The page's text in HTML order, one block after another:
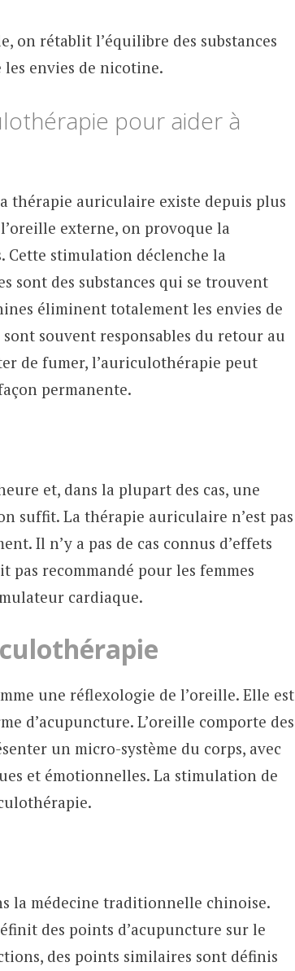
on rétablit l’équilibre des substances
envies de nicotine.
pour aider à
auriculaire existe depuis plus
externe, on provoque la
Cette stimulation déclenche la
sont des substances qui se trouvent
éliminent totalement les envies de
souvent responsables du retour au
de fumer, l’auriculothérapie peut
permanente.
et, dans la plupart des cas, une
suffit. La thérapie auriculaire n’est pas
Il n’y a pas de cas connus d’effets
pas recommandé pour les femmes
cardiaque.
une réflexologie de l’oreille. Elle est
d’acupuncture. L’oreille comporte des
un micro-système du corps, avec
et émotionnelles. La stimulation de
la médecine traditionnelle chinoise.
des points d’acupuncture sur le
des points similaires sont définis